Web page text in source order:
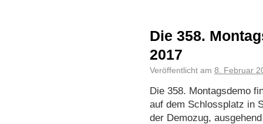
Die 358.
2017
Veröffentlicht am 8. Februar
Die 358. Montagsdemo
auf dem Schlossplatz in
der Demozug,